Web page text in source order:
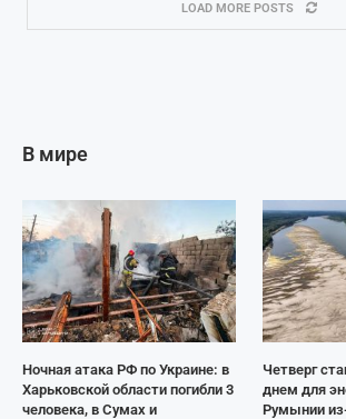
LOAD MORE POSTS
В мире
Ночная атака РФ по Украине: в
Харьковской области погибли 3
человека, в Сумах и
Четверг
днем для
Румынии